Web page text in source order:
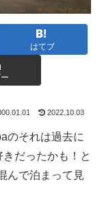
はてブ
2022.10.03
のそれは過去に
だったかも！と
んで泊まって見